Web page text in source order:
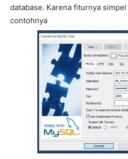
database. Karena fiturnya
contohnya